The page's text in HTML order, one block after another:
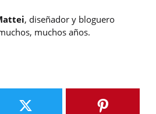
, diseñador y bloguero
muchos años.